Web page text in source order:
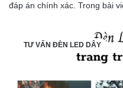
đáp án chính xác. Trong bài
TƯ VẤN ĐÈN LED DÂY